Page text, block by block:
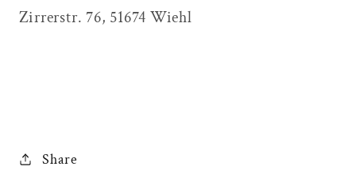
Zirrerstr. 76, 51674 Wiehl
Share